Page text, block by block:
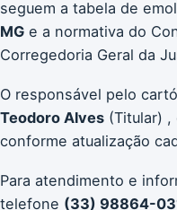
seguem a tabela de
MG e a normativa do
Corregedoria Geral da
O responsável pelo
Teodoro Alves (Titular) ,
conforme atualização
Para atendimento e
telefone (33) 98864-